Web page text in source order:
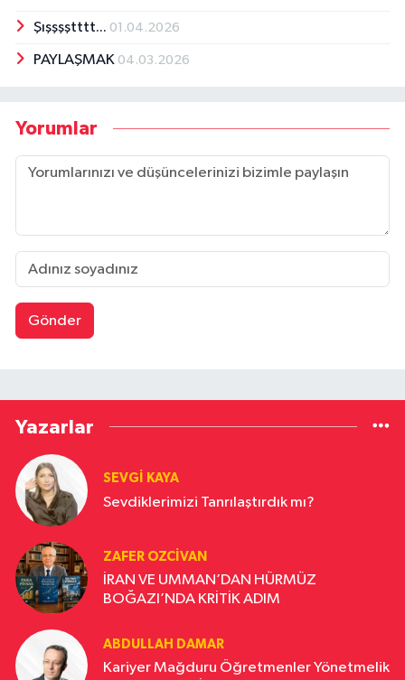
Şışşşştttt... 01.04.2026
PAYLAŞMAK 04.03.2026
Yorumlar
Gönder
Yazarlar
SEVGI KAYA
Sevdiklerimizi Tanrılaştırdık mı?
ZAFER OZCIVAN
İRAN VE UMMAN’DAN HÜRMÜZ
BOĞAZI’NDA KRİTİK ADIM
ABDULLAH DAMAR
Kariyer Mağduru Öğretmenler Yönetmelik